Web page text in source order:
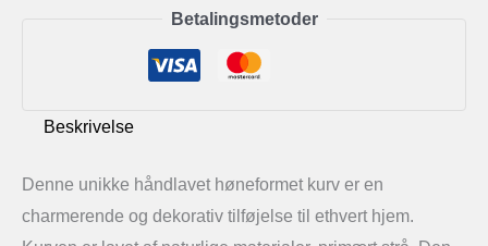
Betalingsmetoder
Beskrivelse
Denne unikke håndlavet høneformet kurv er en
charmerende og dekorativ tilføjelse til ethvert hjem.